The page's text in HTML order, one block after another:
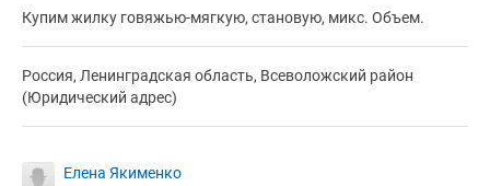
Купим жилку говяжью-мягкую, становую, микс. Объем.
Россия, Ленинградская область, Всеволожский район
(Юридический адрес)
Елена Якименко